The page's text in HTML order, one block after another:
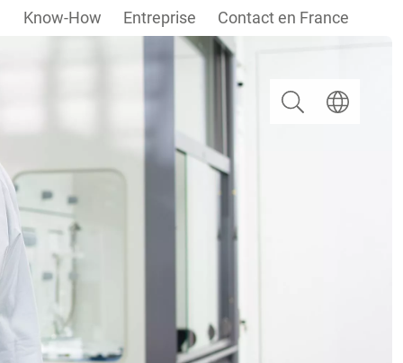
Know-How Entreprise Contact en France
RechercherSelect